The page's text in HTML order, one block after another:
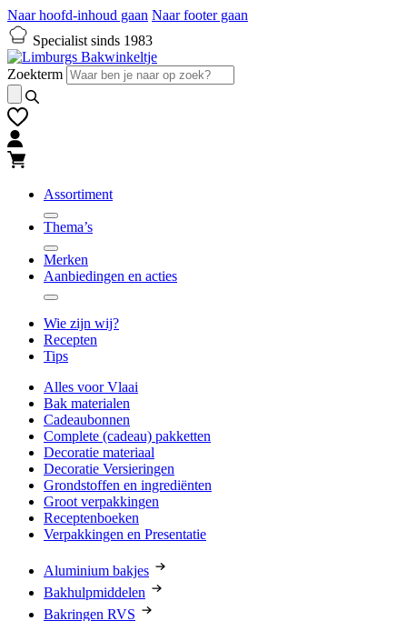
Naar hoofd-inhoud gaan Naar footer gaan
Specialist sinds 1983
Zoekterm
Assortiment
Thema’s
Merken
Aanbiedingen en acties
Wie zijn wij?
Recepten
Tips
Alles voor Vlaai
Bak materialen
Cadeaubonnen
Complete (cadeau) pakketten
Decoratie materiaal
Decoratie Versieringen
Grondstoffen en ingrediënten
Groot verpakkingen
Receptenboeken
Verpakkingen en Presentatie
Aluminium bakjes
Bakhulpmiddelen
Bakringen RVS